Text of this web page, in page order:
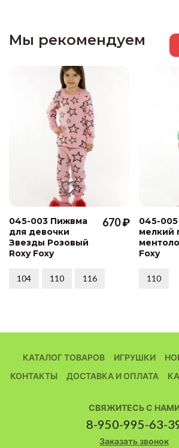
Мы рекомендуем
045-003 Пижвма
для девочки
Звезды Розовый
Roxy Foxy
670 ₽
104 110 116
045-
мелкий
Foxy
110
КАТАЛОГ ТОВАРОВ ИГРУШКИ
КОНТАКТЫ
ДОСТАВКА И ОПЛАТА
СВЯЖИТЕСЬ С
8-950-995-63-
Заказать звонок